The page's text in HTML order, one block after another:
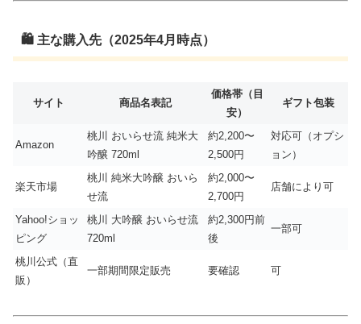
🛍 主な購入先（2025年4月時点）
サイト 商品名表記
価格帯（目
安）
ギフト包装
Amazon
桃川 おいらせ流 純米大
吟醸 720ml
約2,200〜
2,500円
対応可（オプシ
ョン）
楽天市場
桃川 純米大吟醸 おいら
せ流
約2,000〜
2,700円
店舗により可
Yahoo!ショッ
ピング
桃川 大吟醸 おいらせ流
720ml
約2,300円前
後
一部可
桃川公式（直
販）
一部期間限定販売 要確認 可